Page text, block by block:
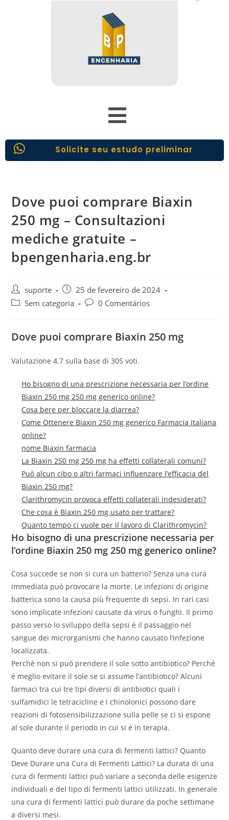
Solicite seu estudo preliminar
Dove puoi comprare Biaxin
250 mg – Consultazioni
mediche gratuite –
bpengenharia.eng.br
suporte
25 de fevereiro de 2024
Sem categoria
0 Comentários
Dove puoi comprare Biaxin 250 mg
Valutazione4.7 sulla base di305 voti.
Ho bisogno di una prescrizione necessaria per l’ordine
Biaxin 250 mg 250 mg generico online?
Cosa bere per bloccare la diarrea?
Come Ottenere Biaxin 250 mg generico Farmacia italiana
online?
nome Biaxin farmacia
La Biaxin 250 mg 250 mg ha effetti collaterali comuni?
Può alcun cibo o altri farmaci influenzare l’efficacia del
Biaxin 250 mg?
Clarithromycin provoca effetti collaterali indesiderati?
Che cosa è Biaxin 250 mg usato per trattare?
Quanto tempo ci vuole per il lavoro di Clarithromycin?
Ho bisogno di una prescrizione necessaria per
l’ordine Biaxin 250 mg 250 mg generico online?
Cosa succede se non si cura un batterio? Senza una cura
immediata può provocare la morte. Le infezioni di origine
batterica sono la causa più frequente di sepsi. In rari casi
sono implicate infezioni causate da virus o funghi. Il primo
passo verso lo sviluppo della sepsi è il passaggio nel
sangue dei microrganismi che hanno causato l’infezione
localizzata.
Perché non si può prendere il sole sotto antibiotico? Perché
è meglio evitare il sole se si assume l’antibiotico? Alcuni
farmaci tra cui tre tipi diversi di antibiotici quali i
sulfamidici le tetracicline e i chinolonici possono dare
reazioni di fotosensibilizzazione sulla pelle se ci si espone
al sole durante il periodo in cui si è in terapia.
Quanto deve durare una cura di fermenti lattici? Quanto
Deve Durare una Cura di Fermenti Lattici? La durata di una
cura di fermenti lattici può variare a seconda delle esigenze
individuali e del tipo di fermenti lattici utilizzati. In generale
una cura di fermenti lattici può durare da poche settimane
a diversi mesi.